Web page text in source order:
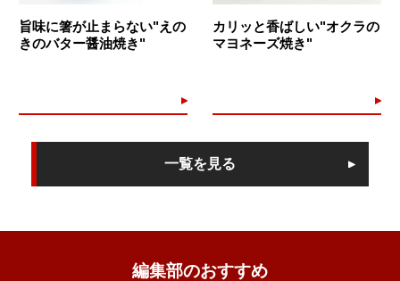
旨味に箸が止まらない"えの
きのバター醤油焼き"
カリッと香ばしい"オクラの
マヨネーズ焼き"
一覧を見る
編集部のおすすめ